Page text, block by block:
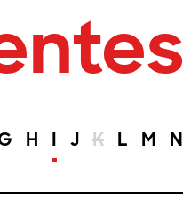
H I J K L M N